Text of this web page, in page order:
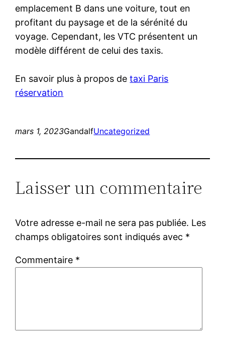
emplacement B dans une voiture, tout en
profitant du paysage et de la sérénité du
voyage. Cependant, les VTC présentent un
modèle différent de celui des taxis.
En savoir plus à propos detaxi Paris
réservation
mars 1, 2023GandalfUncategorized
Laisser un commentaire
Votre adresse e-mail ne sera pas publiée. Les
champs obligatoires sont indiqués avec *
Commentaire *